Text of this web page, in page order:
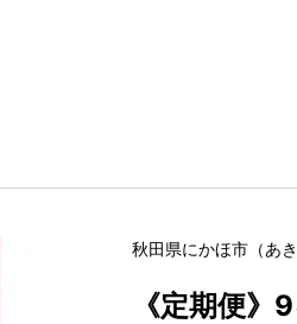
秋田県にかほ市 （あ
《定期便